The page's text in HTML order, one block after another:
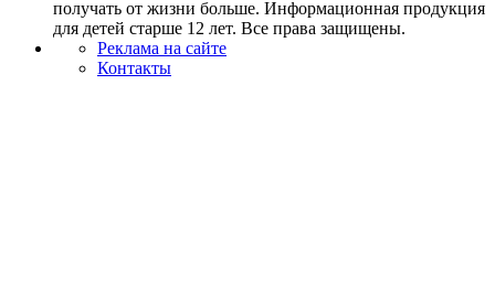
получать от жизни больше. Информационная продукция
для детей старше 12 лет. Все права защищены.
Реклама на сайте
Контакты